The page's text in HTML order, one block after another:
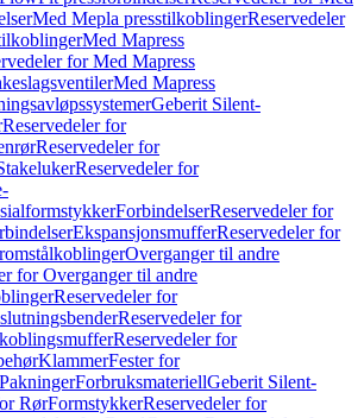
Med Mepla presstilkoblingerReservedeler
Med Mapress
for Med Mapress
Med Mapress
Geberit Silent-
Reservedeler for
Reservedeler for
Reservedeler for
ForbindelserReservedeler for
EkspansjonsmufferReservedeler for
Overganger til andre
for Overganger til andre
Reservedeler for
Reservedeler for
Reservedeler for
KlammerFester for
PakningerForbruksmateriellGeberit Silent-
RørFormstykkerReservedeler for